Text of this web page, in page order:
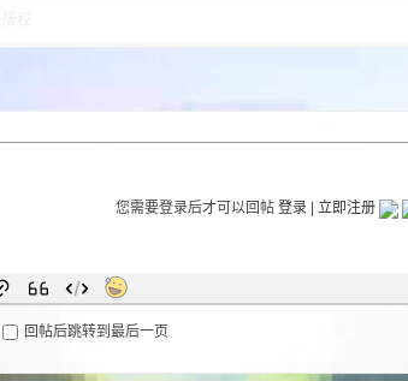
您需要登录后才可以回帖 登录| 立即注册
回帖后跳转到最后一页